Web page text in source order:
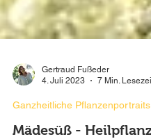
4. Juli 2023
7 Min. Lesezeit
Ganzheitliche Pflanzenportraits